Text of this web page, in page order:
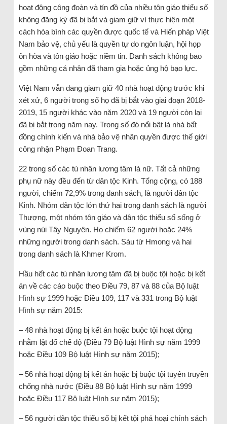
hoạt động công đoàn ​​và tín đồ của nhiều tôn giáo thiểu số
không đăng ký đã bị bắt và giam giữ vì thực hiện một
cách hòa bình các quyền được quốc tế và Hiến pháp Việt
Nam bảo vệ, chủ yếu là quyền tự do ngôn luận, hội họp
ôn hòa và tôn giáo hoặc niềm tin. Danh sách không bao
gồm những cá nhân đã tham gia hoặc ủng hộ bạo lực.
Việt Nam vẫn đang giam giữ 40 ​​nhà hoạt động trước khi
xét xử, 6 người trong số họ đã bị bắt vào giai đoạn 2018-
2019, 15 người khác vào năm 2020 và 19 người còn lại
đã bị bắt trong năm nay. Trong số đó nổi bật là nhà bất
đồng chính kiến ​​và nhà bảo vệ nhân quyền được thế giới
công nhận Phạm Đoan Trang.
22 trong số các tù nhân lương tâm là nữ. Tất cả những
phụ nữ này đều đến từ dân tộc Kinh. Tổng cộng, có 188
người, chiếm 72,9% trong danh sách, là người dân tộc
Kinh. Nhóm dân tộc lớn thứ hai trong danh sách là người
Thượng, một nhóm tôn giáo và dân tộc thiểu số sống ở
vùng núi Tây Nguyên. Họ chiếm 62 người hoặc 24%
những người trong danh sách. Sáu từ Hmong và hai
trong danh sách là Khmer Krom.
Hầu hết các tù nhân lương tâm đã bị buộc tội hoặc bị kết
án về các cáo buộc theo Điều 79, 87 và 88 của Bộ luật
Hình sự 1999 hoặc Điều 109, 117 và 331 trong Bộ luật
Hình sự năm 2015:
– 48 nhà hoạt động bị kết án hoặc buộc tội hoạt động
nhằm lật đổ chế độ (Điều 79 Bộ luật Hình sự năm 1999
hoặc Điều 109 Bộ luật Hình sự năm 2015);
– 56 nhà hoạt động bị kết án hoặc bị buộc tội tuyên truyền
chống nhà nước (Điều 88 Bộ luật Hình sự năm 1999
hoặc Điều 117 Bộ luật Hình sự năm 2015);
– 56 người dân tộc thiểu số bị kết tội phá hoại chính sách